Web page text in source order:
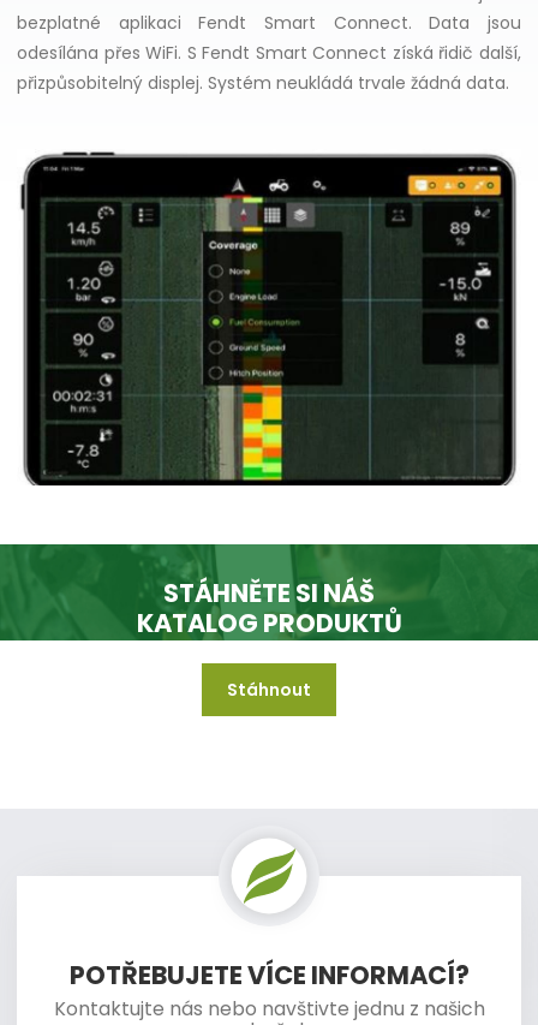
bezplatné aplikaci Fendt Smart Connect. Data jsou
odesílána přes WiFi. S Fendt Smart Connect získá řidič další,
přizpůsobitelný displej. Systém neukládá trvale žádná data.
STÁHNĚTE SI NÁŠ
KATALOG PRODUKTŮ
Stáhnout
POTŘEBUJETE VÍCE INFORMACÍ?
Kontaktujte nás nebo navštivte jednu z našich